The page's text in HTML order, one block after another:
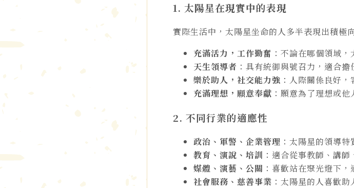
1. 太陽星在現實中的表現
實際生活中，太陽星坐命的人多半表現出積極
充滿活力，工作勤奮 ：不論在哪個領域
天生領導者 ：具有統御與號召力，適合擔
樂於助人，社交能力強 ：人際關係良好
充滿理想，願意奉獻 ：願意為了理想或
2. 不同行業的適應性
政治、軍警、企業管理 ：太陽星的領導
教育、演說、培訓 ：適合從事教師、講
媒體、演藝、公關 ：喜歡站在聚光燈下
社會服務、慈善事業 ：太陽星的人喜歡